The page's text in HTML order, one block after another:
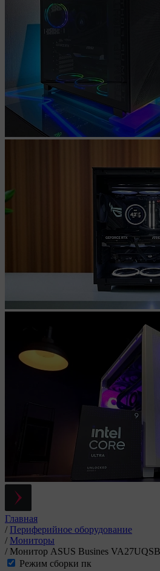
Главная
/ Периферийное оборудование
/ Мониторы
/ Монитор ASUS Busines
Режим сборки пк